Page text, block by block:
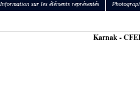
Information sur les éléments représentés